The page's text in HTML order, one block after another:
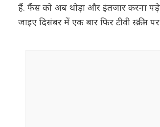
हैं. फैंस को अब थोड़ा और इंतजार करना
जाइए दिसंबर में एक बार फिर टीवी स्क्रीन